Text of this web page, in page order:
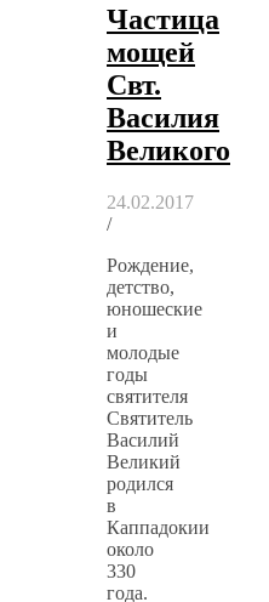
Частица
мощей
Свт.
Василия
Великого
24.02.2017
/
Рождение,
детство,
юношеские
и
молодые
годы
святителя
Святитель
Василий
Великий
родился
в
Каппадокии
около
330
года.